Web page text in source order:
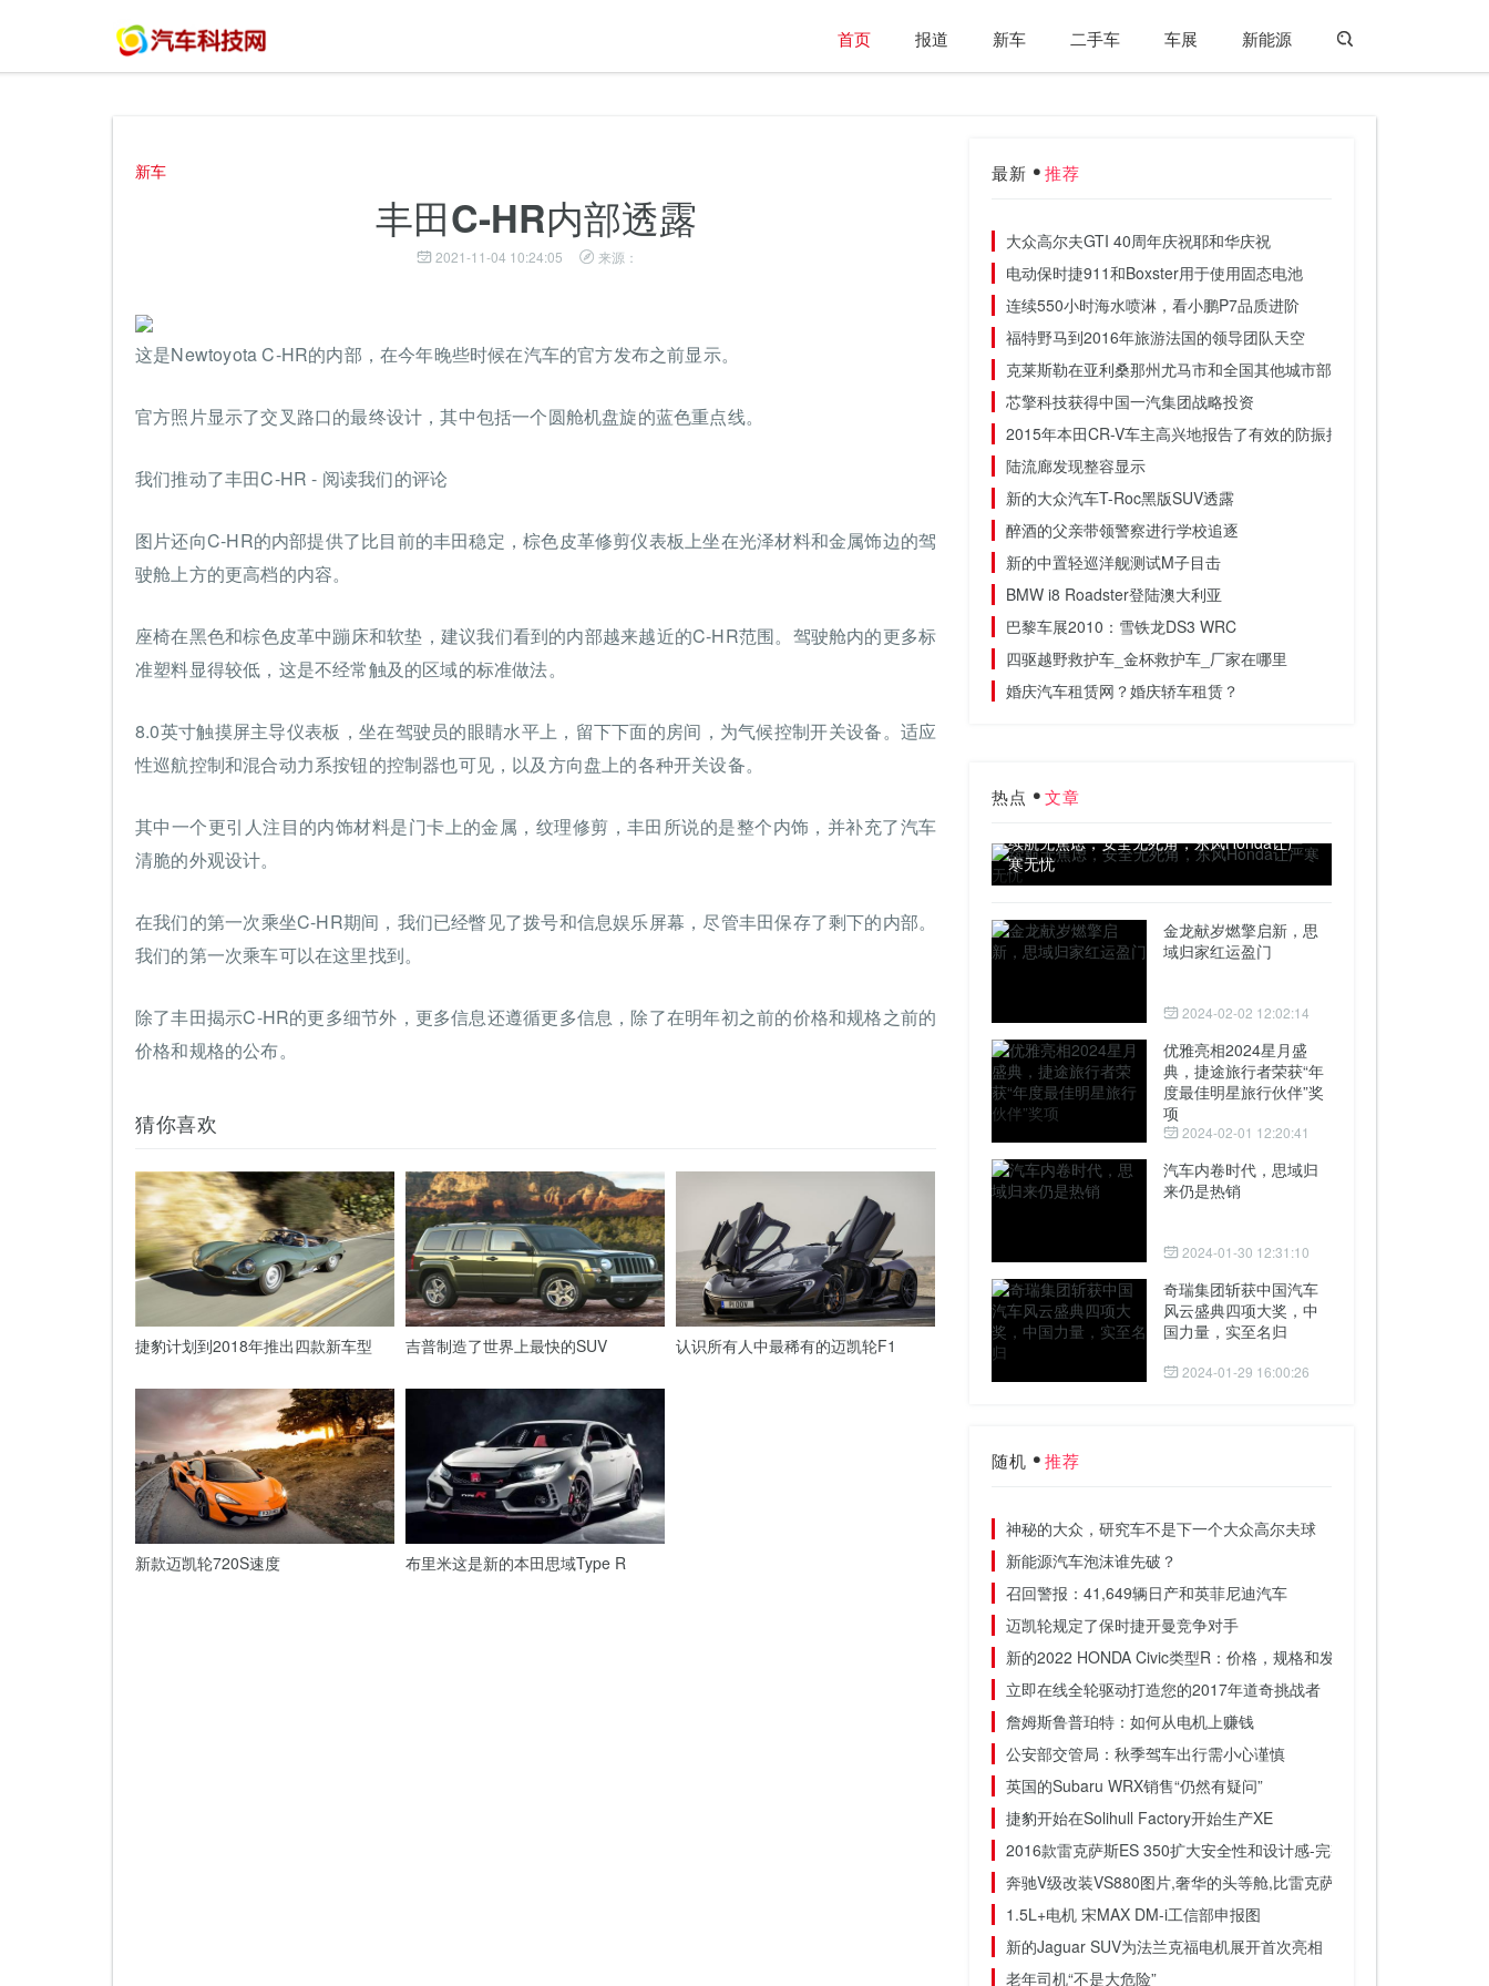
首页 报道 新车 二手车 车展 新能源
新车
丰田C-HR内部透露
2021-11-04 10:24:05 来源：
这是Newtoyota C-HR的内部，在今年晚些时候在汽车的官方发布之前显示。
官方照片显示了交叉路口的最终设计，其中包括一个圆舱机盘旋的蓝色重点线。
我们推动了丰田C-HR - 阅读我们的评论
图片还向C-HR的内部提供了比目前的丰田稳定，棕色皮革修剪仪表板上坐在光泽材料和金属饰边的驾
驶舱上方的更高档的内容。
座椅在黑色和棕色皮革中蹦床和软垫，建议我们看到的内部越来越近的C-HR范围。驾驶舱内的更多标
准塑料显得较低，这是不经常触及的区域的标准做法。
8.0英寸触摸屏主导仪表板，坐在驾驶员的眼睛水平上，留下下面的房间，为气候控制开关设备。适应
性巡航控制和混合动力系按钮的控制器也可见，以及方向盘上的各种开关设备。
其中一个更引人注目的内饰材料是门卡上的金属，纹理修剪，丰田所说的是整个内饰，并补充了汽车
清脆的外观设计。
在我们的第一次乘坐C-HR期间，我们已经瞥见了拨号和信息娱乐屏幕，尽管丰田保存了剩下的内部。
我们的第一次乘车可以在这里找到。
除了丰田揭示C-HR的更多细节外，更多信息还遵循更多信息，除了在明年初之前的价格和规格之前的
价格和规格的公布。
猜你喜欢
捷豹计划到2018年推出四款新车型 吉普制造了世界上最快的SUV 认识所有人中最稀有的迈凯轮F1
新款迈凯轮720S速度 布里米这是新的本田思域Type R
最新 推荐
大众高尔夫GTI 40周年庆祝耶和华庆祝
电动保时捷911和Boxster用于使用固态电池
连续550小时海水喷淋，看小鹏P7品质进阶
福特野马到2016年旅游法国的领导团队天空
克莱斯勒在亚利桑那州尤马市和全国其他城市部署插电式混合动力小
芯擎科技获得中国一汽集团战略投资
2015年本田CR-V车主高兴地报告了有效的防振措施
陆流廊发现整容显示
新的大众汽车T-Roc黑版SUV透露
醉酒的父亲带领警察进行学校追逐
新的中置轻巡洋舰测试M子目击
BMW i8 Roadster登陆澳大利亚
巴黎车展2010：雪铁龙DS3 WRC
四驱越野救护车_金杯救护车_厂家在哪里
婚庆汽车租赁网？婚庆轿车租赁？
热点 文章
续航无焦虑，安全无死角，东风Honda让严
寒无忧
金龙献岁燃擎启新，思
域归家红运盈门
2024-02-02 12:02:14
优雅亮相2024星月盛
典，捷途旅行者荣获“年
度最佳明星旅行伙伴”奖
项
2024-02-01 12:20:41
汽车内卷时代，思域归
来仍是热销
2024-01-30 12:31:10
奇瑞集团斩获中国汽车
风云盛典四项大奖，中
国力量，实至名归
2024-01-29 16:00:26
随机 推荐
神秘的大众，研究车不是下一个大众高尔夫球
新能源汽车泡沫谁先破？
召回警报：41,649辆日产和英菲尼迪汽车
迈凯轮规定了保时捷开曼竞争对手
新的2022 HONDA Civic类型R：价格，规格和发布日期
立即在线全轮驱动打造您的2017年道奇挑战者
詹姆斯鲁普珀特：如何从电机上赚钱
公安部交管局：秋季驾车出行需小心谨慎
英国的Subaru WRX销售“仍然有疑问”
捷豹开始在Solihull Factory开始生产XE
2016款雷克萨斯ES 350扩大安全性和设计感-完整照片
奔驰V级改装VS880图片,奢华的头等舱,比雷克萨斯LM香,价格更低
1.5L+电机 宋MAX DM-i工信部申报图
新的Jaguar SUV为法兰克福电机展开首次亮相
老年司机“不是大危险”